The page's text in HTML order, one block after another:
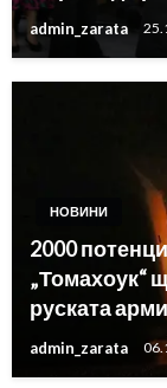
admin_zarata
НОВИНИ
2000
„Томахоук“
руската
admin_zarata